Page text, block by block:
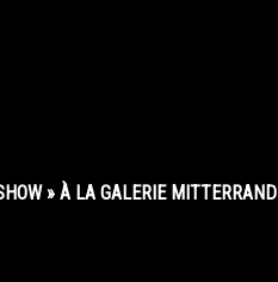
» À LA GALERIE MITTERRAND